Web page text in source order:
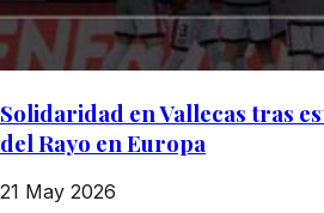
Solidaridad en Vallecas tras
del Rayo en Europa
21 May 2026